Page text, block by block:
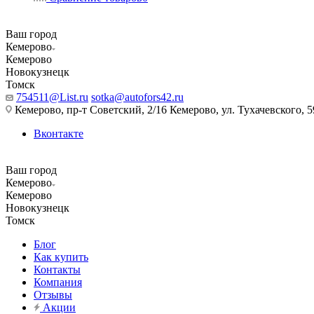
Ваш город
Кемерово
Кемерово
Новокузнецк
Томск
754511@List.ru sotka@autofors42.ru
Кемерово, пр-т Советский, 2/16 Кемерово, ул. Тухачевского,
Вконтакте
Ваш город
Кемерово
Кемерово
Новокузнецк
Томск
Блог
Как купить
Контакты
Компания
Отзывы
Акции